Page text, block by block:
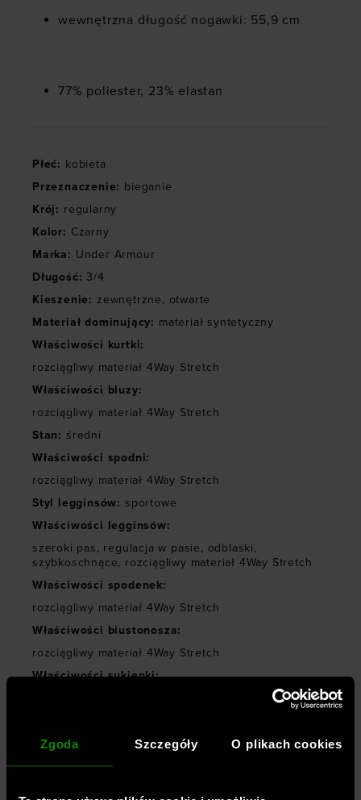
Zgoda Szczegóły O plikach cookies
wewnętrzna długość nogawki: 55,9 cm
77% poliester, 23% elastan
Płeć: kobieta
Przeznaczenie: bieganie
Krój: regularny
Kolor: Czarny
Marka: Under Armour
Długość: 3/4
Kieszenie: zewnętrzne, otwarte
Materiał dominujący: materiał syntetyczny
Właściwości kurtki:
rozciągliwy materiał 4Way Stretch
Właściwości bluzy:
rozciągliwy materiał 4Way Stretch
Stan: średni
Właściwości spodni:
rozciągliwy materiał 4Way Stretch
Styl legginsów: sportowe
Właściwości legginsów:
szeroki pas, regulacja w pasie, odblaski,
szybkoschnące, rozciągliwy materiał 4Way Stretch
Właściwości spodenek:
rozciągliwy materiał 4Way Stretch
Właściwości biustonosza:
rozciągliwy materiał 4Way Stretch
Właściwości sukienki:
Symbol: 1369770-001